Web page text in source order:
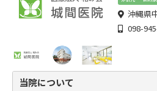
沖縄県
098-
当院について